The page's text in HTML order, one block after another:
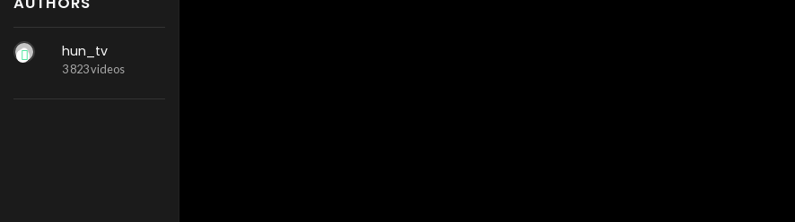
hun_tv
3 823 videos